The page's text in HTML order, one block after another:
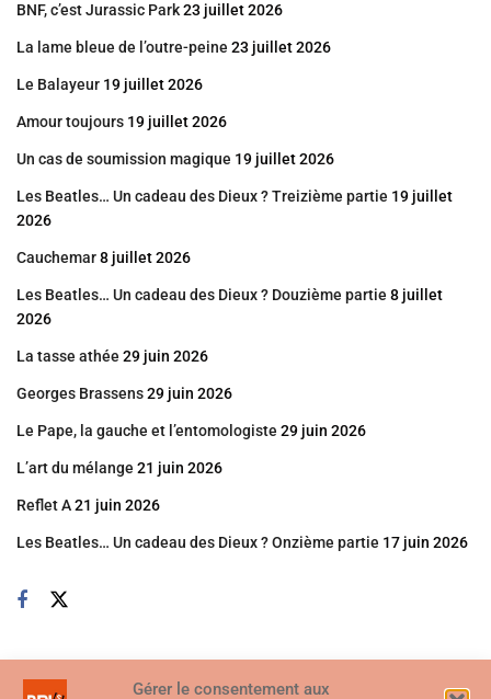
Gérer le consentement aux
BNF, c’est Jurassic Park23 juillet 2026
La lame bleue de l’outre-peine 23 juillet 2026
Le Balayeur 19 juillet 2026
Amour toujours 19 juillet 2026
Un cas de soumission magique 19 juillet 2026
Les Beatles… Un cadeau des Dieux ? Treizième partie 19 juillet
2026
Cauchemar8 juillet 2026
Les Beatles… Un cadeau des Dieux ? Douzième partie 8 juillet
2026
La tasse athée 29 juin 2026
Georges Brassens29 juin 2026
Le Pape, la gauche et l’entomologiste 29 juin 2026
L’art du mélange 21 juin 2026
Reflet A21 juin 2026
Les Beatles… Un cadeau des Dieux ? Onzième partie 17 juin 2026